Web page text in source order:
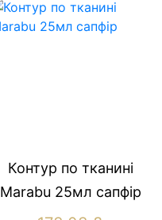
Контур по тканині
Marabu 25мл сапфір